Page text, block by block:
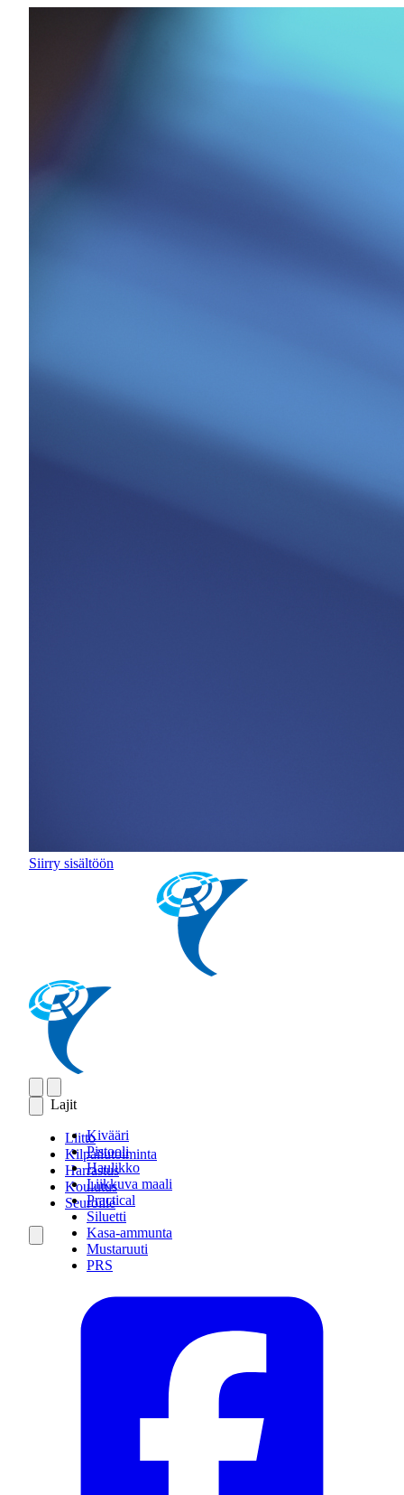
Siirry sisältöön
Lajit
Kivääri
Pistooli
Haulikko
Liikkuva maali
Practical
Siluetti
Kasa-ammunta
Mustaruuti
PRS
Liitto
Kilpailutoiminta
Harrastus
Koulutus
Seuroille